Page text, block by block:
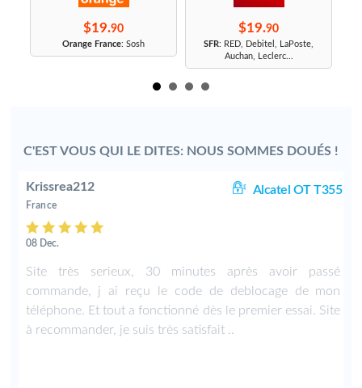
$19.90
Orange France: Sosh
$19.90
SFR: RED, Debitel, LaPoste,
Auchan, Leclerc...
C'EST VOUS QUI LE DITES: NOUS SOMMES DOUÉS !
Krissrea212 Alcatel OT T355
France
08 Dec.
Site très serieux, 30 minutes après avoir passé
commande, j ai reçu le code de deblocage de mon
téléphone. Et tout a fonctionné dès le premier essai. Site
à recommander, je suis très satisfait ..